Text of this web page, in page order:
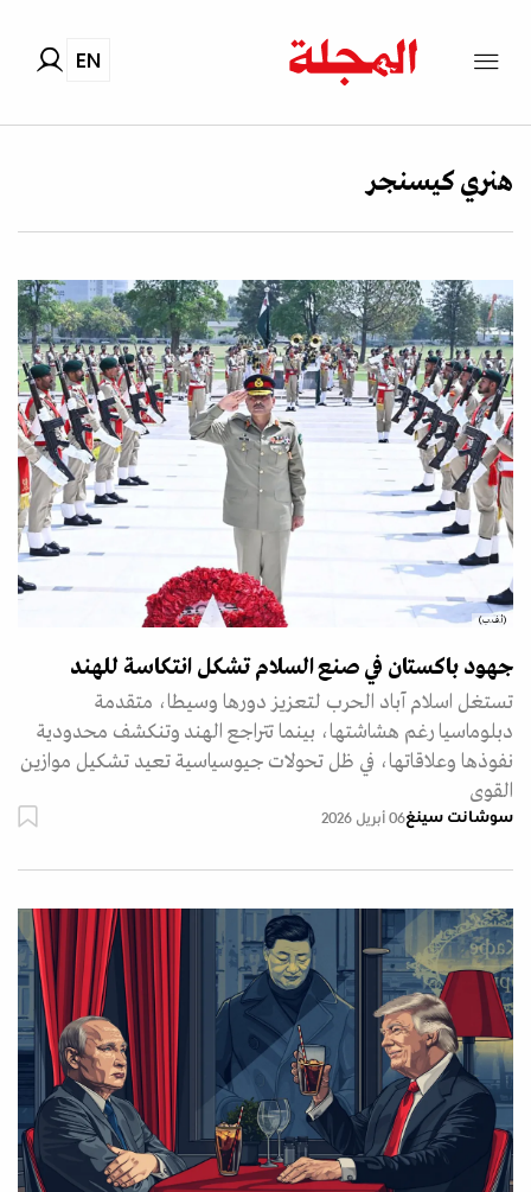
EN
هنري كيسنجر
(أ.ف.ب)
جهود باكستان في صنع السلام تشكل انتكاسة للهند
تستغل اسلام آباد الحرب لتعزيز دورها وسيطا، متقدمة
دبلوماسيا رغم هشاشتها، بينما تتراجع الهند وتنكشف محدودية
نفوذها وعلاقاتها، في ظل تحولات جيوسياسية تعيد تشكيل موازين
القوى
سوشانت سينغ06 أبريل 2026